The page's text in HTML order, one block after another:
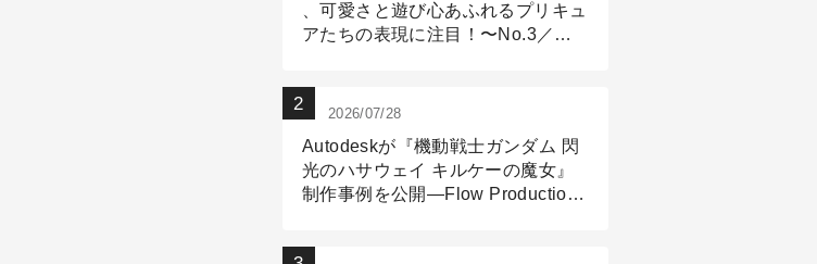
、可愛さと遊び心あふれるプリキュ
アたちの表現に注目！〜No.3／ア
2026/07/28
Autodeskが『機動戦士ガンダム 閃
光のハサウェイ キルケーの魔女』
制作事例を公開―Flow Production